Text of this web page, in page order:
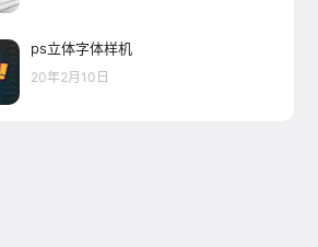
ps立体字体样机
20年2月10日